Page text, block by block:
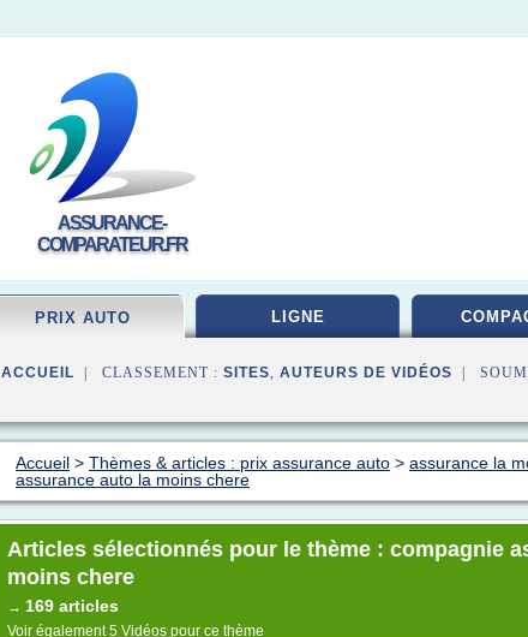
ASSURANCE-
COMPARATEUR.FR
PRIX AUTO LIGNE
ACCUEIL | CLASSEMENT : SITES, AUTEURS DE VIDÉOS |
Accueil > Thèmes & articles : prix assurance auto > assurance la
assurance auto la moins chere
Articles sélectionnés pour le thème : compagnie
moins chere
→ 169 articles
Voir également5 Vidéos pour ce thème